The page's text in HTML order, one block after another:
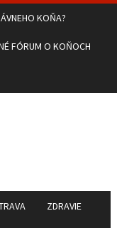
KOŇA?
FÓRUM O KOŇOCH
ZDRAVIE